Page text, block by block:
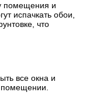
помещения и
испачкать обои,
что
все окна и
помещении.